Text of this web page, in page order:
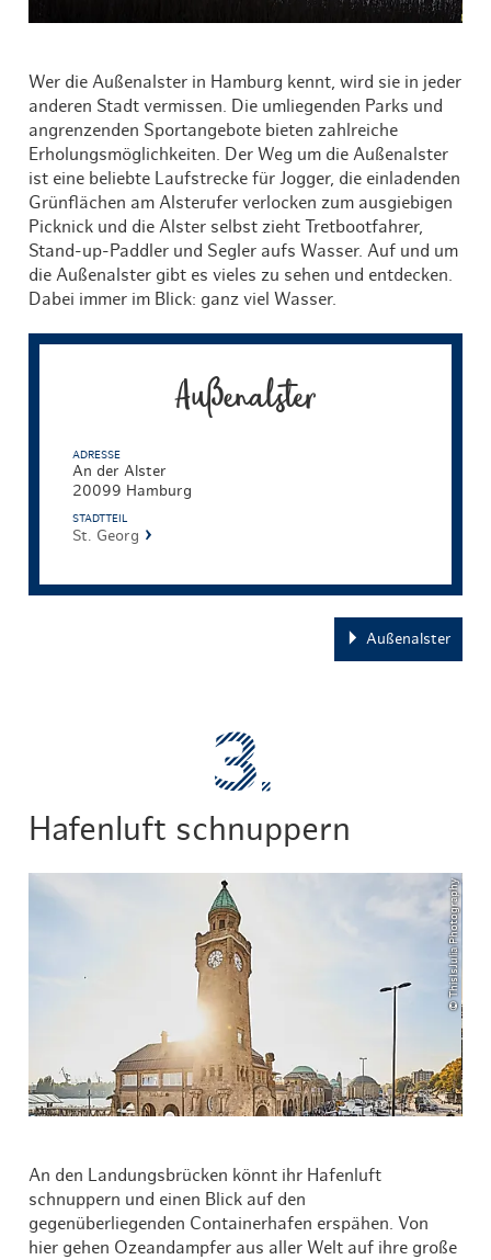
Wer die Außenalster in Hamburg kennt, wird sie in jeder
anderen Stadt vermissen. Die umliegenden Parks und
angrenzenden Sportangebote bieten zahlreiche
Erholungsmöglichkeiten. Der Weg um die Außenalster
ist eine beliebte Laufstrecke für Jogger, die einladenden
Grünflächen am Alsterufer verlocken zum ausgiebigen
Picknick und die Alster selbst zieht Tretbootfahrer,
Stand-up-Paddler und Segler aufs Wasser. Auf und um
die Außenalster gibt es vieles zu sehen und entdecken.
Dabei immer im Blick: ganz viel Wasser.
Außenalster
ADRESSE
An der Alster
20099 Hamburg
STADTTEIL
St. Georg
Außenalster
Hafenluft schnuppern
© ThisIsJulia Photography
An den Landungsbrücken könnt ihr Hafenluft
schnuppern und einen Blick auf den
gegenüberliegenden Containerhafen erspähen. Von
hier gehen Ozeandampfer aus aller Welt auf ihre große